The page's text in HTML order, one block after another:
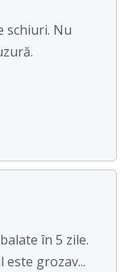
schiuri. Nu
în 5 zile.
este grozav...